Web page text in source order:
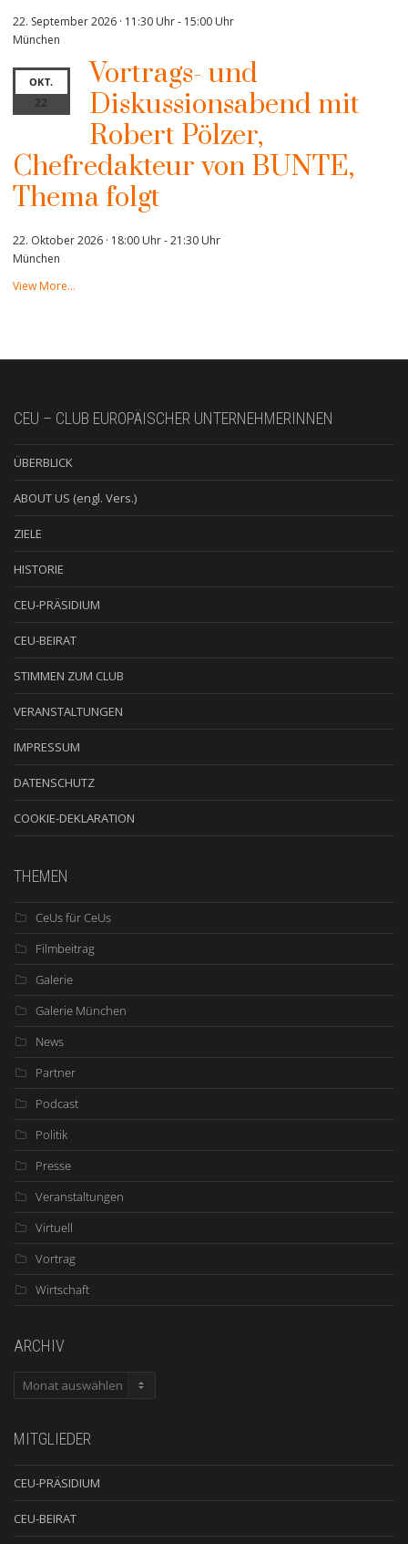
22. September 2026 · 11:30 Uhr- 15:00 Uhr
München
OKT.
22
Vortrags- und
Diskussionsabend mit
Robert Pölzer,
Chefredakteur von BUNTE,
Thema folgt
22. Oktober 2026 · 18:00 Uhr-21:30 Uhr
München
View More…
CEU – CLUB EUROPÄISCHER UNTERNEHMERINNEN
ÜBERBLICK
ABOUT US (engl. Vers.)
ZIELE
HISTORIE
CEU-PRÄSIDIUM
CEU-BEIRAT
STIMMEN ZUM CLUB
VERANSTALTUNGEN
IMPRESSUM
DATENSCHUTZ
COOKIE-DEKLARATION
THEMEN
CeUs für CeUs
Filmbeitrag
Galerie
Galerie München
News
Partner
Podcast
Politik
Presse
Veranstaltungen
Virtuell
Vortrag
Wirtschaft
ARCHIV
ARCHIV
MITGLIEDER
CEU-PRÄSIDIUM
CEU-BEIRAT